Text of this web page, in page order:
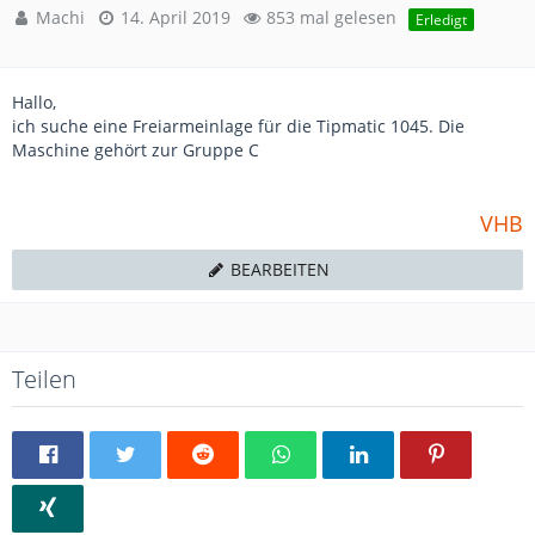
Machi 14. April 2019 853 mal gelesen Erledigt
Hallo,
ich suche eine Freiarmeinlage für die Tipmatic 1045. Die
Maschine gehört zur Gruppe C
VHB
BEARBEITEN
Teilen